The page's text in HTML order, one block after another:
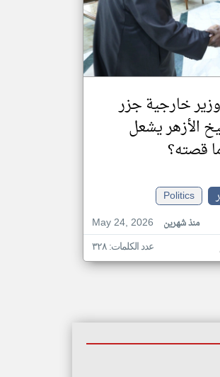
خارجية جزر
الأزهر يشعل
قصته؟
Politics
May 24, 2026
منذ شهرين
عدد الكلمات: ٣٢٨